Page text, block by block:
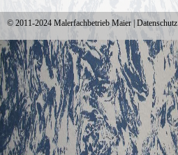
© 2011-2024 Malerfachbetrieb Maier Datenschutz